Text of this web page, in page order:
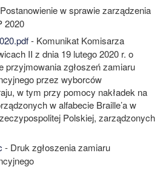
w sprawie zarządzenia
2020
- Komunikat Komisarza
II z dnia 19 lutego 2020 r. o
przyjmowania zgłoszeń zamiaru
przez wyborców
w tym przy pomocy nakładek na
w alfabecie Braille’a w
Polskiej, zarządzonych
- Druk zgłoszenia zamiaru